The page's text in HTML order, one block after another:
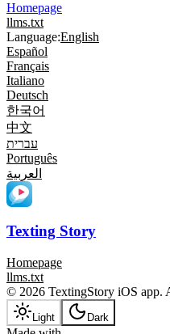
Homepage
llms.txt
Language:English
Español
Français
Italiano
Deutsch
한국어
中文
עברית
Português
العربية
Texting Story
Homepage
llms.txt
© 2026 TextingStory iOS app.
Light Dark